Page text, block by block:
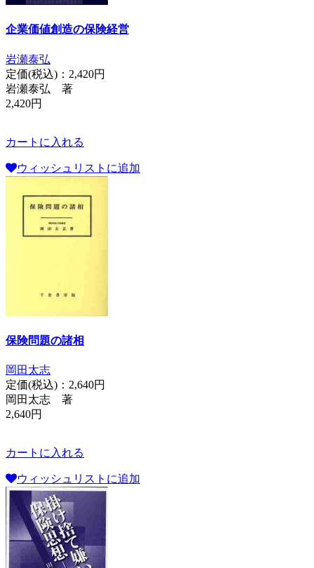
企業価値創造の保険経営
岩瀬泰弘
定価(税込)： 2,420円
岩瀬泰弘 著
2,420円
カートに入れる
ウィッシュリストに追加
保険問題の諸相
岡田太志
定価(税込)： 2,640円
岡田太志 著
2,640円
カートに入れる
ウィッシュリストに追加